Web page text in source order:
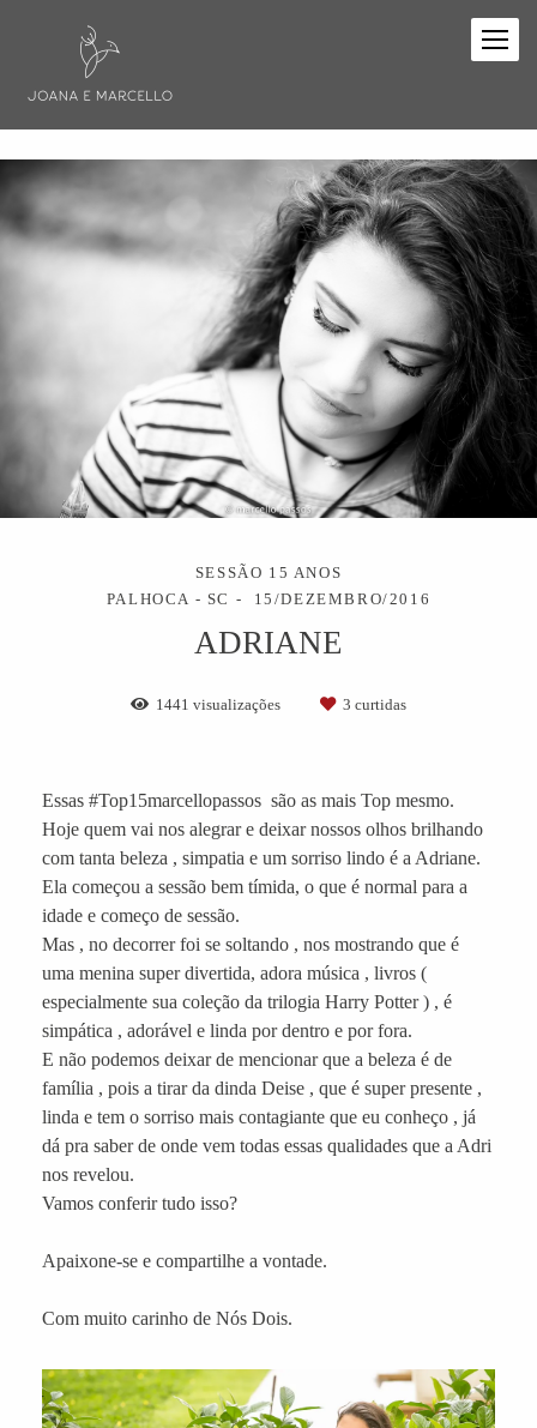
SESSÃO 15 ANOS
PALHOCA - SC
15/DEZEMBRO/2016
ADRIANE
1441 visualizações 3 curtidas
Essas #Top15marcellopassos são as mais Top mesmo.
Hoje quem vai nos alegrar e deixar nossos olhos brilhando
com tanta beleza , simpatia e um sorriso lindo é a Adriane.
Ela começou a sessão bem tímida, o que é normal para a
idade e começo de sessão.
Mas , no decorrer foi se soltando , nos mostrando que é
uma menina super divertida, adora música , livros (
especialmente sua coleção da trilogia Harry Potter ) , é
simpática , adorável e linda por dentro e por fora.
E não podemos deixar de mencionar que a beleza é de
família , pois a tirar da dinda Deise , que é super presente ,
linda e tem o sorriso mais contagiante que eu conheço , já
dá pra saber de onde vem todas essas qualidades que a Adri
nos revelou.
Vamos conferir tudo isso?
Apaixone-se e compartilhe a vontade.
Com muito carinho de Nós Dois.